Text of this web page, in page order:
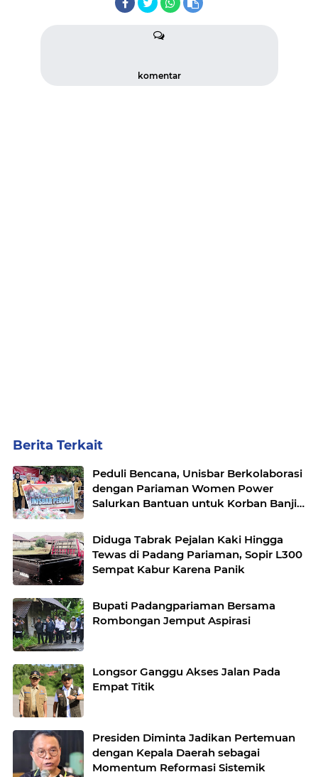
komentar
Berita Terkait
Peduli Bencana, Unisbar Berkolaborasi
dengan Pariaman Women Power
Salurkan Bantuan untuk Korban Banjir
Diduga Tabrak Pejalan Kaki Hingga
Tewas di Padang Pariaman, Sopir L300
Sempat Kabur Karena Panik
Bupati Padangpariaman Bersama
Rombongan Jemput Aspirasi
Longsor Ganggu Akses Jalan Pada
Empat Titik
Presiden Diminta Jadikan Pertemuan
dengan Kepala Daerah sebagai
Momentum Reformasi Sistemik